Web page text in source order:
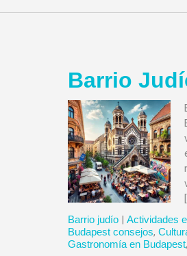
Barrio
Barrio judío | Actividades
Budapest consejos,
Gastronomía en Budapest,